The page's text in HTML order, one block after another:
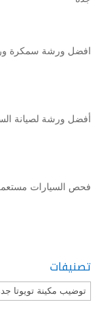
افضل ورشة سمكرة
أفضل ورشة لصيانة
فحص السيارات
تصنيفات
تصنيفات